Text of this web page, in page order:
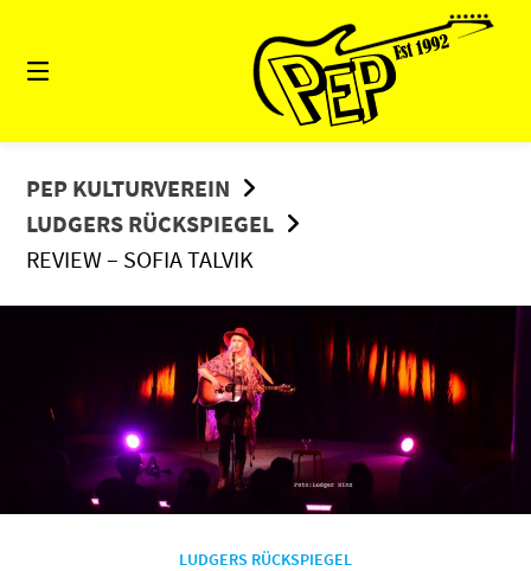
Inhalt
PEP KULTURVEREIN
LUDGERS RÜCKSPIEGEL
REVIEW – SOFIA TALVIK
LUDGERS RÜCKSPIEGEL